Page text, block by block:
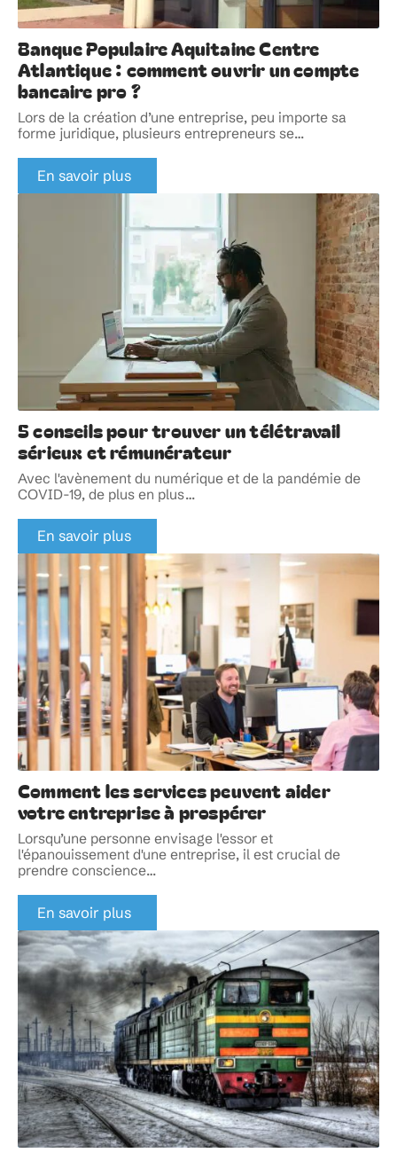
Banque Populaire Aquitaine Centre
Atlantique : comment ouvrir un compte
bancaire pro ?
Lors de la création d’une entreprise, peu importe sa
forme juridique, plusieurs entrepreneurs se…
En savoir plus
5 conseils pour trouver un télétravail
sérieux et rémunérateur
Avec l'avènement du numérique et de la pandémie de
COVID-19, de plus en plus…
En savoir plus
Comment les services peuvent aider
votre entreprise à prospérer
Lorsqu’une personne envisage l'essor et
l'épanouissement d'une entreprise, il est crucial de
prendre conscience…
En savoir plus